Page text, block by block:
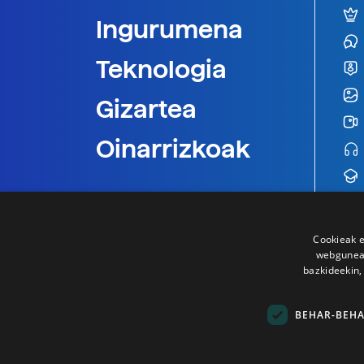
Ingurumena
Teknologia
Gizartea
Oinarrizkoak
Cookieak
BEHAR-